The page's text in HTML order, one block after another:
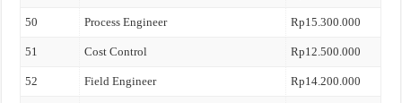
50 Process Engineer Rp15.300.000
51 Cost Control Rp12.500.000
52 Field Engineer Rp14.200.000